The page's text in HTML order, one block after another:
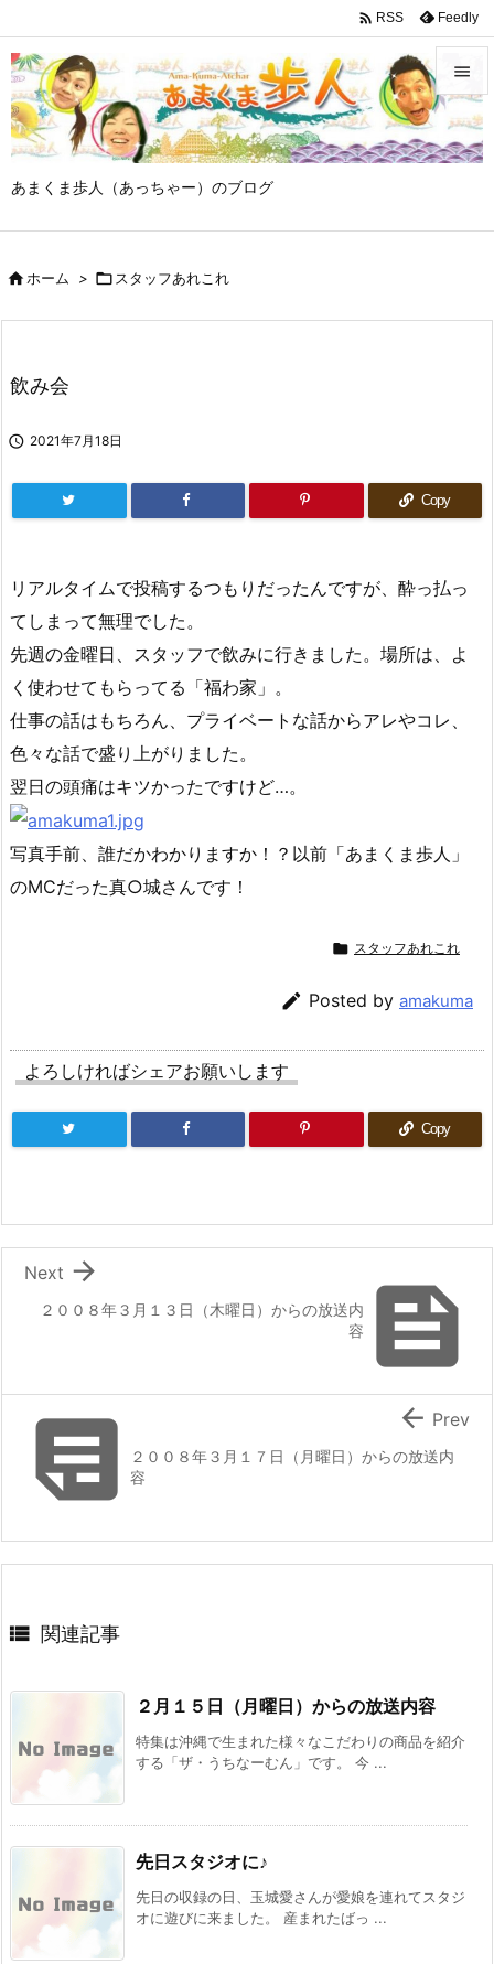
あまくま歩人（あっちゃー）のブログ


メニュ

 RSS Feedly
ホーム >  スタッフあれこれ
飲み会
 2021年7月18日
Copy
リアルタイムで投稿するつもりだったんですが、酔っ払っ
てしまって無理でした。
先週の金曜日、スタッフで飲みに行きました。場所は、よ
く使わせてもらってる「福わ家」。
仕事の話はもちろん、プライベートな話からアレやコレ、
色々な話で盛り上がりました。
翌日の頭痛はキツかったですけど…。
写真手前、誰だかわかりますか！？以前「あまくま歩人」
のMCだった真○城さんです！
 スタッフあれこれ
 Posted by amakuma
よろしければシェアお願いします
Copy

２００８年３月１３日（木曜日）からの放送内
容

Next
２００８年３月１７日（月曜日）からの放送内
容
 Prev
 関連記事
２月１５日（月曜日）からの放送内容
特集は沖縄で生まれた様々なこだわりの商品を紹介
する「ザ・うちなーむん」です。 今 ...
先日スタジオに♪
先日の収録の日、玉城愛さんが愛娘を連れてスタジ
オに遊びに来ました。 産まれたばっ ...